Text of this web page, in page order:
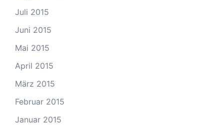
Juli 2015
Juni 2015
Mai 2015
April 2015
März 2015
Februar 2015
Januar 2015